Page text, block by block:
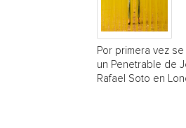
Por primera vez
un Penetrable de
Rafael Soto en